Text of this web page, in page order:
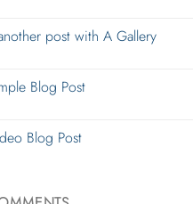
post with A Gallery
Blog Post
Blog Post